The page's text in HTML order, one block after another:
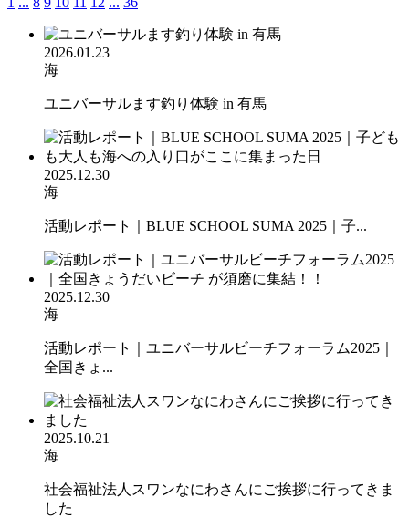
2026.01.23
海
ユニバーサルます釣り体験 in 有馬
2025.12.30
海
活動レポート｜BLUE SCHOOL SUMA 2025｜子...
2025.12.30
海
活動レポート｜ユニバーサルビーチフォーラム2025｜
全国きょ...
2025.10.21
海
社会福祉法人スワンなにわさんにご挨拶に行ってきま
した